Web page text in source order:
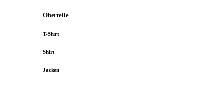
Oberteile
T-Shirt
Shirt
Jacken